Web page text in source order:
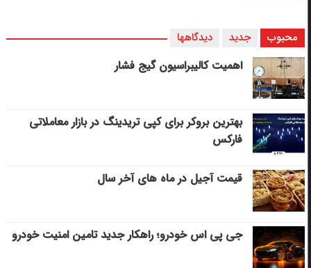
محبوب جدید دیدگاهها
اهمیت کالیبراسیون گیج فشار
بهترین بروکر برای کپی‌ تریدینگ در بازار معاملاتی
فارکس
قیمت آجیل در ماه های آخر سال
جی پی اس خودرو؛ راهکار جدید تامین امنیت خودرو